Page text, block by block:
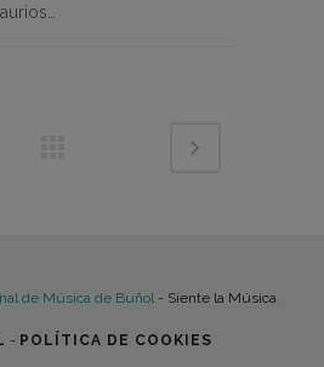
de Música de Buñol- Siente la Música
- POLÍTICA DE COOKIES